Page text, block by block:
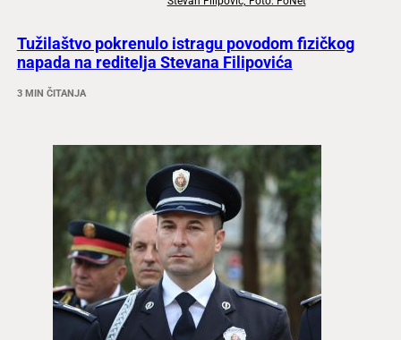
Tužilaštvo pokrenulo istragu povodom fizičkog
napada na reditelja Stevana Filipovića
3 MIN ČITANJA